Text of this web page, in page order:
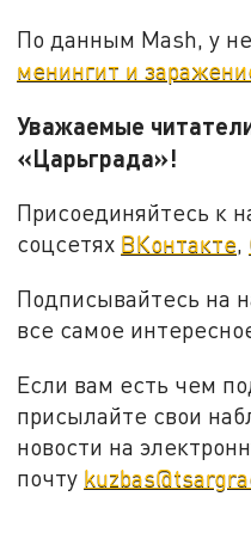
По данным Mash, у
менингит и
Уважаемые
Присоединяйтесь к
соцсетях ВКонтакте,
Подписывайтесь на
все самое
Если вам есть чем
присылайте свои
новости на
почту